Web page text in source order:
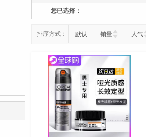
您已选择：
排序方式： 默认 销量 人气